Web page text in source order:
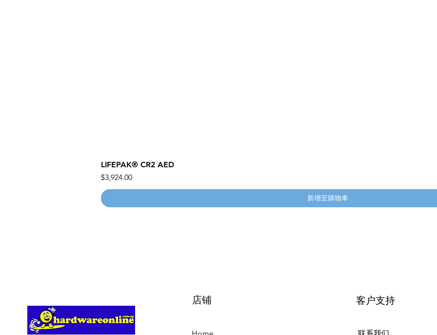
LIFEPAK® CR2 AED
價格
$3,924.00
新增至購物車
店铺 客户支持